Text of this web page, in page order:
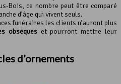
Bois, ce nombre peut être comparé
d’âge qui vivent seuls.
funéraires les clients n’auront plus
obsèqueset pourront mettre leur
d’ornements